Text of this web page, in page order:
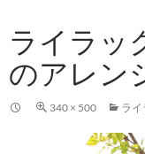
プライラッ
のアレン
340 × 500 ラ